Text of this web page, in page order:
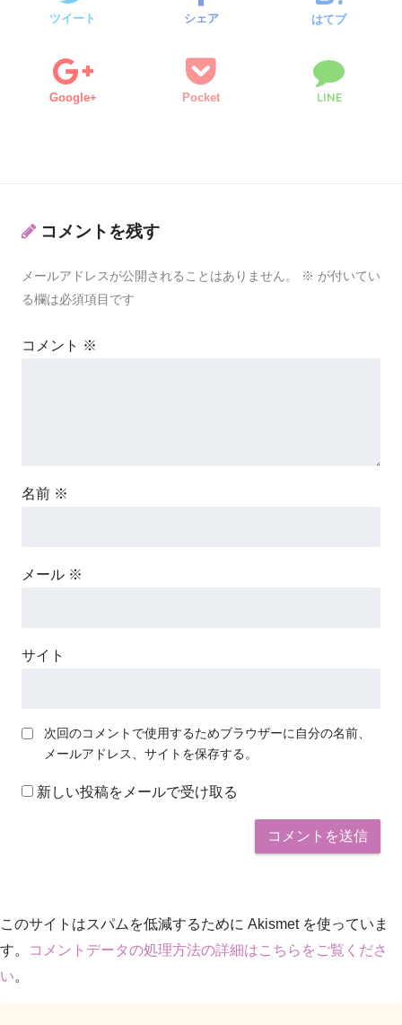
ツイート シェア はてブ
Google+ Pocket LINE
コメントを残す
メールアドレスが公開されることはありません。 ※ が付いてい
る欄は必須項目です
コメント ※
名前 ※
メール ※
サイト
次回のコメントで使用するためブラウザーに自分の名前、
メールアドレス、サイトを保存する。
新しい投稿をメールで受け取る
このサイトはスパムを低減するために Akismet を使っていま
す。
コメントデータの処理方法の詳細はこちらをご覧くださ
い。